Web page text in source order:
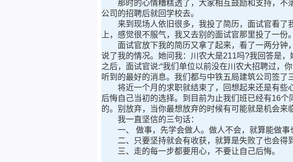
那时的心情糟糕透了，大家相互鼓励和支持，不
公司的招聘后就回学校去。
来到现场人依旧很多，我投了简历，面试官看了我
上，感觉很不服气，我又去别的面试官那里投了一
面试官放下我的简历又拿了起来，看了一两分钟
说了我的情况。她问我：川农大是211吗?我回答是
之后，面试官说:“我们单位以前没在川农大招聘过，
听到的最好的消息。我们都与中铁五局建筑公司签了
将近一个月的求职就结束了，回想起来还是有些
后悔自己当初的选择。到目前为止我们班已经有16
的。别放弃，当你最想放弃的时候有可能就是机会来
我一直坚信的三句话：
一、 做事，先学会做人。做人不会，就算能做事
二、只要坚持就会有收获，就算是失败了也会得到
三、走的每一步都要用心，不要让自己后悔。